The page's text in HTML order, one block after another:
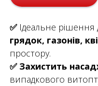
✅Ідеальне
грядок, газонів,
простору.
✅ Захистить
випадкового